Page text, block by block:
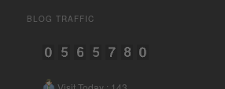
Consent Management Platform
eRecht24
BLOG TRAFFIC